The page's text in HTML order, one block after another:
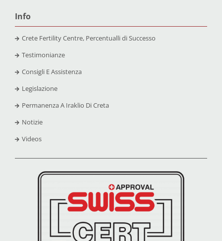
Info
Crete Fertility Centre, Percentualli di Successo
Testimonianze
Consigli E Assistenza
Legislazione
Permanenza A Iraklio Di Creta
Notizie
Videos